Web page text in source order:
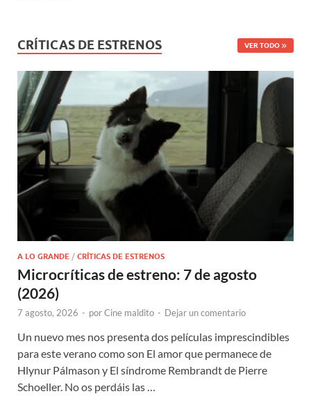
CRÍTICAS DE ESTRENOS VER TODO
A LO GRANDE / CRÍTICAS DE ESTRENOS
Microcríticas de estreno: 7 de agosto
(2026)
7 agosto, 2026 - porCine maldito - Dejar un comentario
Un nuevo mes nos presenta dos películas imprescindibles
para este verano como son El amor que permanece de
Hlynur Pálmason y El síndrome Rembrandt de Pierre
Schoeller. No os perdáis las …